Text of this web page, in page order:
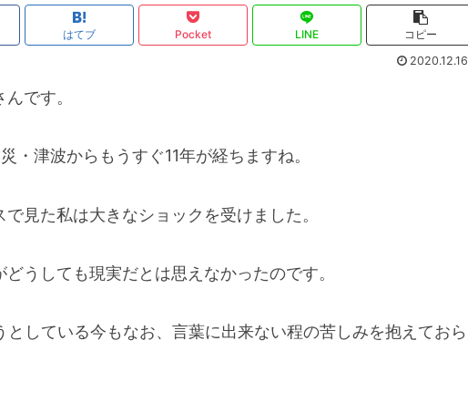
はてブ Pocket LINE
コピー
2020.12.16
です。
・津波からもうすぐ11年が経ちますね。
見た私は大きなショックを受けました。
うしても現実だとは思えなかったのです。
としている今もなお、言葉に出来ない程の苦しみを抱えておら